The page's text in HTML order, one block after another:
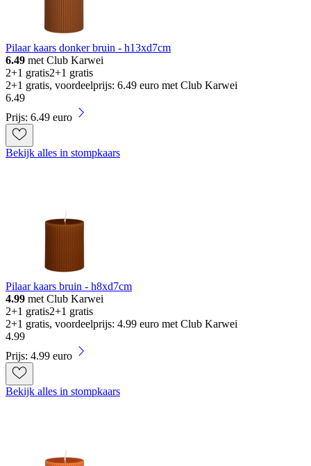
Pilaar kaars donker bruin - h13xd7cm
6.49 met Club Karwei
2+1 gratis2+1 gratis
2+1 gratis, voordeelprijs: 6.49 euro met Club Karwei
6.49
Prijs: 6.49 euro
Bekijk alles in stompkaars
Pilaar kaars bruin - h8xd7cm
4.99 met Club Karwei
2+1 gratis2+1 gratis
2+1 gratis, voordeelprijs: 4.99 euro met Club Karwei
4.99
Prijs: 4.99 euro
Bekijk alles in stompkaars